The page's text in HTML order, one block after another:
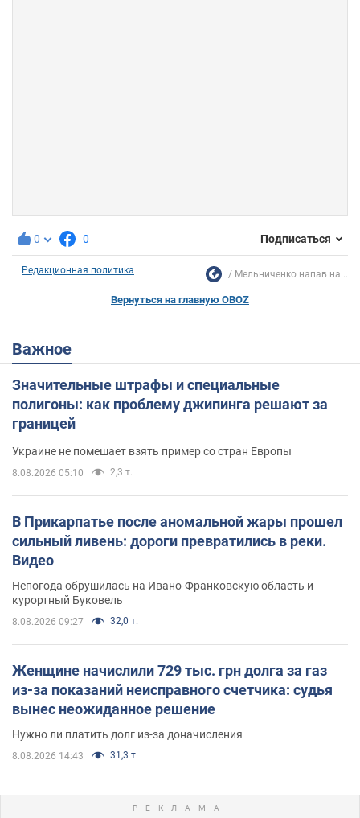
0 0 Подписаться
Редакционная политика Мельниченко напав на...
Вернуться на главную OBOZ
Важное
Значительные штрафы и специальные
полигоны: как проблему джипинга решают за
границей
Украине не помешает взять пример со стран Европы
8.08.2026 05:10 2,3 т.
В Прикарпатье после аномальной жары прошел
сильный ливень: дороги превратились в реки.
Видео
Непогода обрушилась на Ивано-Франковскую область и
курортный Буковель
8.08.2026 09:27 32,0 т.
Женщине начислили 729 тыс. грн долга за газ
из-за показаний неисправного счетчика: судья
вынес неожиданное решение
Нужно ли платить долг из-за доначисления
8.08.2026 14:43 31,3 т.